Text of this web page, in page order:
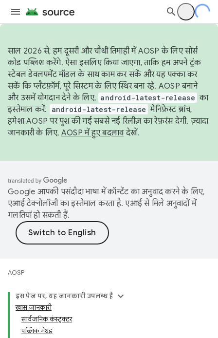
साल 2026 से, हम दूसरी और चौथी तिमाही में AOSP के लिए सोर्स
कोड पब्लिश करेंगे. ऐसा इसलिए किया जाएगा, ताकि हम अपने ट्रंक
स्टेबल डेवलपमेंट मॉडल के साथ काम कर सकें और यह पक्का कर
सकें कि प्लैटफ़ॉर्म, पूरे सिस्टम के लिए स्थिर बना रहे. AOSP बनाने
और उसमें योगदान देने के लिए, android-latest-release का
इस्तेमाल करें.
android-latest-release मेनिफ़ेस्ट ब्रांच,
हमेशा AOSP पर पुश की गई सबसे नई रिलीज़ का रेफ़रंस देगी. ज़्यादा
जानकारी के लिए, AOSP में हुए बदलावदेखें.
Google आपकी पसंदीदा भाषा में कॉन्टेंट का अनुवाद करने के लिए,
एआई टेक्नोलॉजी का इस्तेमाल करता है. एआई से मिले अनुवादों में
गलतियां हो सकती हैं.
AOSP
इस पेज पर, यह जानकारी उपलब्ध है
खास जानकारी
सार्वजनिक कंस्ट्रक्टर
पब्लिक मेथड